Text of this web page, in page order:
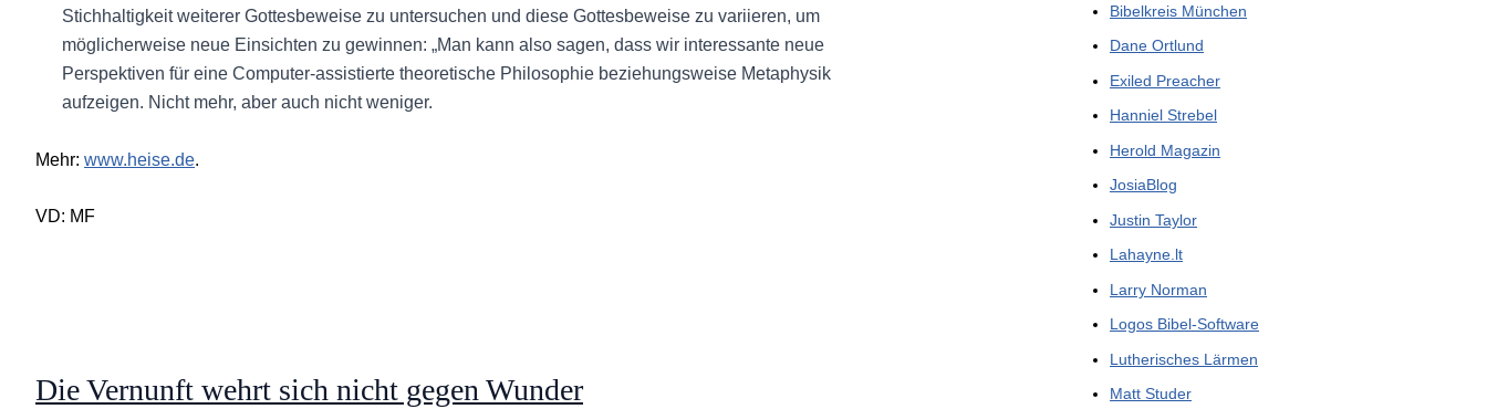
Stichhaltigkeit weiterer Gottesbeweise zu untersuchen und diese Gottesbeweise zu variieren, um
möglicherweise neue Einsichten zu gewinnen: „Man kann also sagen, dass wir interessante neue
Perspektiven für eine Computer-assistierte theoretische Philosophie beziehungsweise Metaphysik
aufzeigen. Nicht mehr, aber auch nicht weniger.
Mehr: www.heise.de.
VD: MF
Die Vernunft wehrt sich nicht gegen Wunder
Bibelkreis München
Dane Ortlund
Exiled Preacher
Hanniel Strebel
Herold Magazin
JosiaBlog
Justin Taylor
Lahayne.lt
Larry Norman
Logos Bibel-Software
Lutherisches Lärmen
Matt Studer